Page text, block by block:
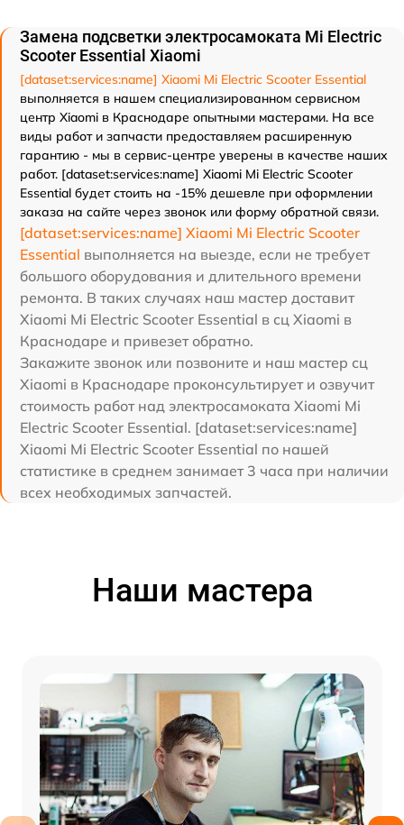
Замена подсветки электросамоката Mi Electric
Scooter Essential Xiaomi
[dataset:services:name] Xiaomi Mi Electric Scooter Essential
выполняется в нашем специализированном сервисном
центр Xiaomi в Краснодаре опытными мастерами. На все
виды работ и запчасти предоставляем расширенную
гарантию - мы в сервис-центре уверены в качестве наших
работ. [dataset:services:name] Xiaomi Mi Electric Scooter
Essential будет стоить на -15% дешевле при оформлении
заказа на сайте через звонок или форму обратной связи.
[dataset:services:name] Xiaomi Mi Electric Scooter
Essential выполняется на выезде, если не требует
большого оборудования и длительного времени
ремонта. В таких случаях наш мастер доставит
Xiaomi Mi Electric Scooter Essential в сц Xiaomi в
Краснодаре и привезет обратно.
Закажите звонок или позвоните и наш мастер сц
Xiaomi в Краснодаре проконсультирует и озвучит
стоимость работ над электросамоката Xiaomi Mi
Electric Scooter Essential. [dataset:services:name]
Xiaomi Mi Electric Scooter Essential по нашей
статистике в среднем занимает 3 часа при наличии
всех необходимых запчастей.
Наши мастера